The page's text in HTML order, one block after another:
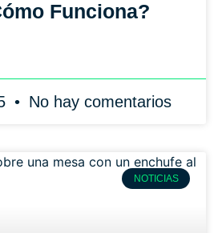
Funciona?
No hay comentarios
NOTICIAS